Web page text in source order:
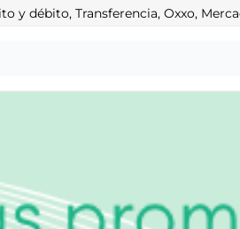
y débito, Transferencia, Oxxo,